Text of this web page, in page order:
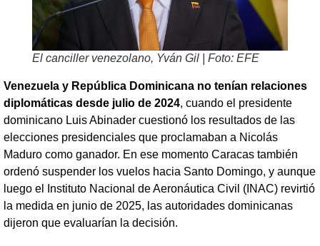
El canciller venezolano, Yván Gil | Foto: EFE
Venezuela y República Dominicana no tenían relaciones
diplomáticas desde julio de 2024, cuando el presidente
dominicano Luis Abinader cuestionó los resultados de las
elecciones presidenciales que proclamaban a Nicolás
Maduro como ganador. En ese momento Caracas también
ordenó suspender los vuelos hacia Santo Domingo, y aunque
luego el Instituto Nacional de Aeronáutica Civil (INAC) revirtió
la medida en junio de 2025, las autoridades dominicanas
dijeron que evaluarían la decisión.